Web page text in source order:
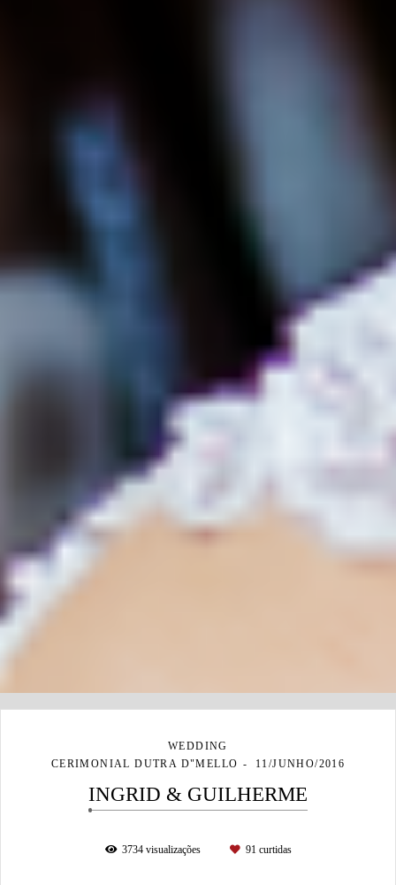
WEDDING
CERIMONIAL DUTRA D"MELLO
11/JUNHO/2016
INGRID & GUILHERME
3734visualizações 91curtidas